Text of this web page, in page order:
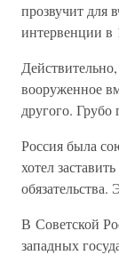
прозвучит для
интервенции в
вооруженное
другого. Грубо
Россия была
хотел
В Советской
западных